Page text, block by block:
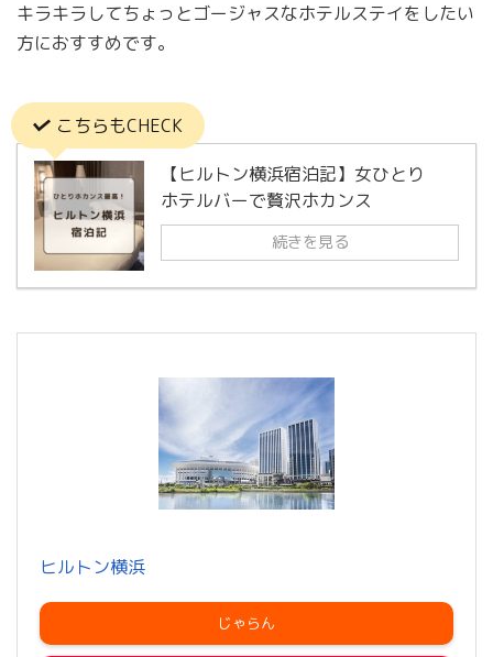
キラキラしてちょっとゴージャスなホテルステイをしたい
方におすすめです。
こちらもCHECK
【ヒルトン横浜宿泊記】女ひとり
ホテルバーで贅沢ホカンス
続きを見る
ヒルトン横浜
じゃらん